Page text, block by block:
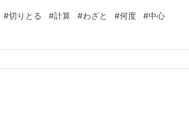
ましょう。 すると計算、わざとらしさもでてく
で慣らしていって、何…
#切りとる #計算 #わざと #何度 #中心